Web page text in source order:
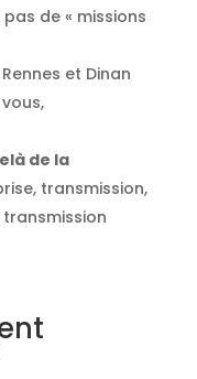
de « missions
et Dinan
de la
transmission,